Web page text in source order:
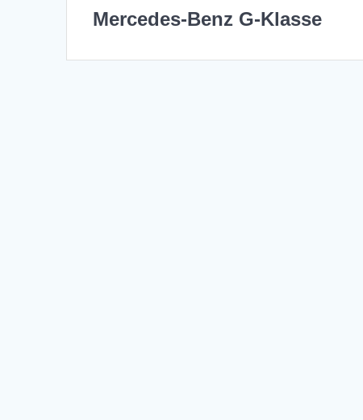
Mercedes-Benz G-Klasse